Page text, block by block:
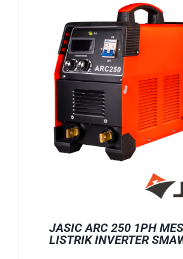
JASIC ARC 250 1PH
LISTRIK INVERTER